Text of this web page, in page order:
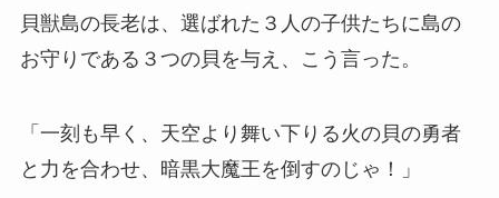
貝獣島の長老は、選ばれた３人の子供たちに島の
お守りである３つの貝を与え、こう言った。
「一刻も早く、天空より舞い下りる火の貝の勇者
と力を合わせ、暗黒大魔王を倒すのじゃ！」